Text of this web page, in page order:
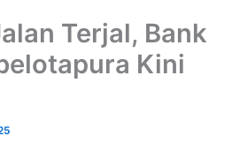
Terjal, Bank
Kini